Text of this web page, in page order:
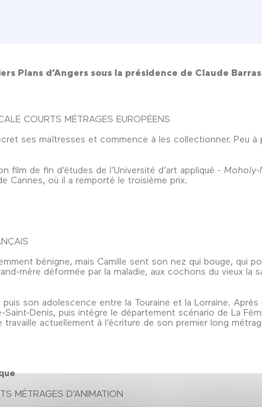
Plans d’Angers sous la présidence de Claude Barras
COURTS MÉTRAGES EUROPÉENS
ses maîtresses et commence à les collectionner. Peu à
film de fin d’études de l’Université d’art appliqué - Moholy-
Cannes, où il a remporté le troisième prix.
bénigne, mais Camille sent son nez qui bouge, qui
mère déformée par la maladie, aux cochons du vieux la
son adolescence entre la Touraine et la Lorraine.
Denis, puis intègre le département scénario de La
actuellement à l’écriture de son premier long
MÉTRAGES D’ANIMATION